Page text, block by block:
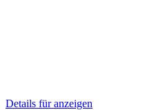
Details für anzeigen